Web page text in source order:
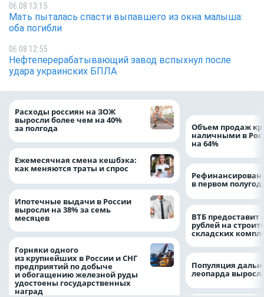
06.08 13:15
Мать пыталась спасти выпавшего из окна малыша:
оба погибли
06.08 12:55
Нефтеперерабатывающий завод вспыхнул после
удара украинских БПЛА
Расходы россиян на ЗОЖ
выросли более чем на 40%
за полгода
Ежемесячная смена кешбэка:
как меняются траты и спрос
Ипотечные выдачи в России
выросли на 38% за семь
месяцев
Горняки одного
из крупнейших в России и СНГ
предприятий по добыче
и обогащению железной руды
удостоены государственных
наград
Объем продаж
наличными в
на 64%
в первом
ВТБ предоставит
рублей на
складских
Популяция
леопарда